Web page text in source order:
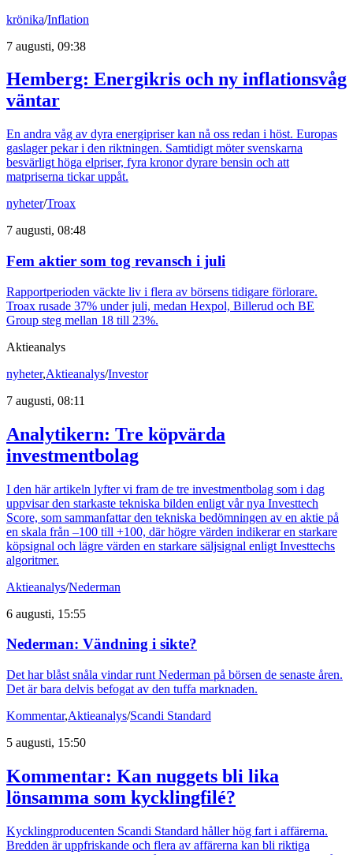
krönika/Inflation
7 augusti, 09:38
Hemberg: Energikris och ny inflationsvåg
väntar
En andra våg av dyra energipriser kan nå oss redan i höst. Europas
gaslager pekar i den riktningen. Samtidigt möter svenskarna
besvärligt höga elpriser, fyra kronor dyrare bensin och att
matpriserna tickar uppåt.
nyheter/Troax
7 augusti, 08:48
Fem aktier som tog revansch i juli
Rapportperioden väckte liv i flera av börsens tidigare förlorare.
Troax rusade 37% under juli, medan Hexpol, Billerud och BE
Group steg mellan 18 till 23%.
Aktieanalys
nyheter,Aktieanalys/Investor
7 augusti, 08:11
Analytikern: Tre köpvärda
investmentbolag
I den här artikeln lyfter vi fram de tre investmentbolag som i dag
uppvisar den starkaste tekniska bilden enligt vår nya Investtech
Score, som sammanfattar den tekniska bedömningen av en aktie på
en skala från –100 till +100, där högre värden indikerar en starkare
köpsignal och lägre värden en starkare säljsignal enligt Investtechs
algoritmer.
Aktieanalys/Nederman
6 augusti, 15:55
Nederman: Vändning i sikte?
Det har blåst snåla vindar runt Nederman på börsen de senaste åren.
Det är bara delvis befogat av den tuffa marknaden.
Kommentar,Aktieanalys/Scandi Standard
5 augusti, 15:50
Kommentar: Kan nuggets bli lika
lönsamma som kycklingfilé?
Kycklingproducenten Scandi Standard håller hög fart i affärerna.
Bredden är uppfriskande och flera av affärerna kan bli riktiga